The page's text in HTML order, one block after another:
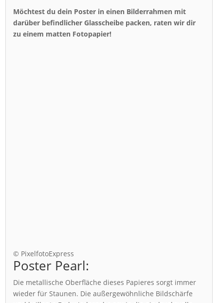
Möchtest du dein Poster in einen Bilderrahmen mit
darüber befindlicher Glasscheibe packen, raten wir dir
zu einem matten Fotopapier!
© PixelfotoExpress
Poster Pearl:
Die metallische Oberfläche dieses Papieres sorgt immer
wieder für Staunen. Die außergewöhnliche Bildschärfe